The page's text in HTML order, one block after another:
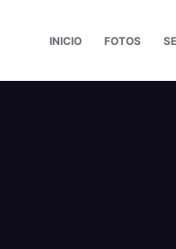
INICIO FOTOS